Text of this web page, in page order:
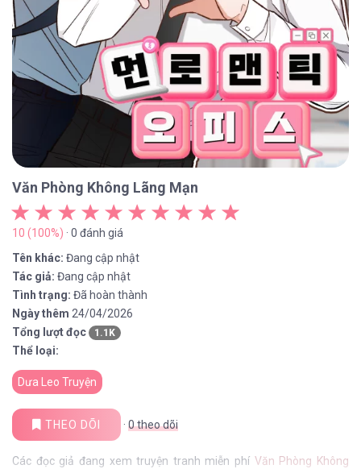
Văn Phòng Không Lãng Mạn
10 (100%) · 0 đánh giá
Tên khác: Đang cập nhật
Tác giả: Đang cập nhật
Tình trạng: Đã hoàn thành
Ngày thêm 24/04/2026
Tổng lượt đọc
1.1K
Thể loại:
Dưa Leo Truyện
THEO DÕI · 0theo dõi
Các đọc giả đang xem truyện tranh miễn phí Văn Phòng Không